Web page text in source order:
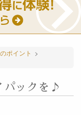
ポイント >
パックを♪